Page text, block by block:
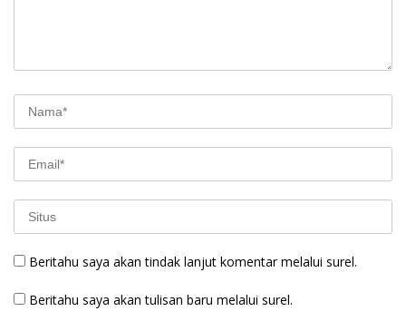
Beritahu saya akan tindak lanjut komentar melalui surel.
Beritahu saya akan tulisan baru melalui surel.